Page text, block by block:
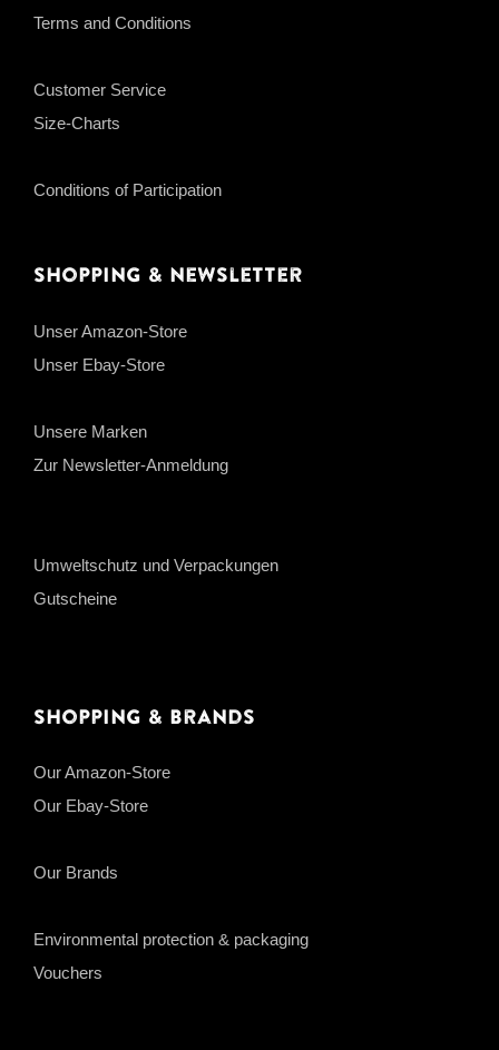
Terms and Conditions
Customer Service
Size-Charts
Conditions of Participation
Shopping & Newsletter
Unser Amazon-Store
Unser Ebay-Store
Unsere Marken
Zur Newsletter-Anmeldung
Umweltschutz und Verpackungen
Gutscheine
Shopping & Brands
Our Amazon-Store
Our Ebay-Store
Our Brands
Environmental protection & packaging
Vouchers